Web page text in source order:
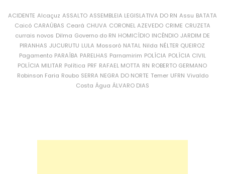
ACIDENTE Alcaçuz ASSALTO ASSEMBLEIA LEGISLATIVA DO RN Assu BATATA
Caicó CARAÚBAS Ceará CHUVA CORONEL AZEVEDO CRIME CRUZETA
currais novos Dilma Governo do RN HOMICÍDIO INCÊNDIO JARDIM DE
PIRANHAS JUCURUTU LULA Mossoró NATAL Nilda NÉLTER QUEIROZ
Pagamento PARAÍBA PARELHAS Parnamirim POLÍCIA POLÍCIA CIVIL
POLÍCIA MILITAR Política PRF RAFAEL MOTTA RN ROBERTO GERMANO
Robinson Faria Roubo SERRA NEGRA DO NORTE Temer UFRN Vivaldo
Costa Água ÁLVARO DIAS